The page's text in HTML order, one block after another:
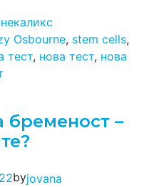
Osbourne, stem cells,
тест, нова тест, нова
бременост –
byjovana